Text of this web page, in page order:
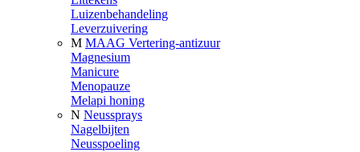
Luizenbehandeling
Leverzuivering
M MAAG Vertering-antizuur
Magnesium
Manicure
Menopauze
Melapi honing
N Neussprays
Nagelbijten
Neusspoeling